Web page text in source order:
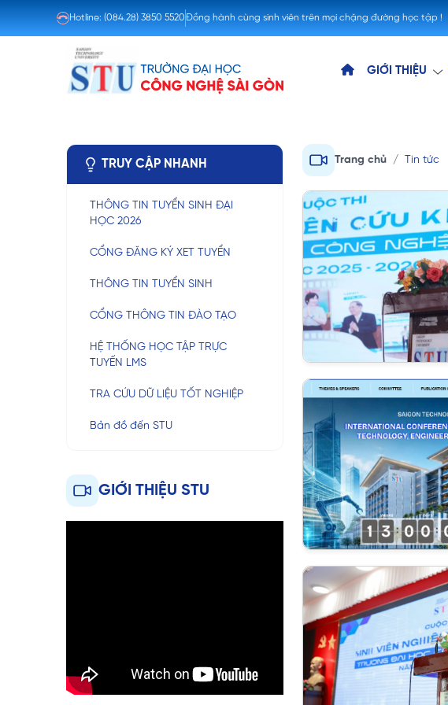
Hotline: (084.28) 3850 5520Đồng hành cùng sinh viên trên mọi chặng đường học tập !
GIỚI THIỆU
TRUY CẬP NHANH
THÔNG TIN TUYỂN SINH ĐẠI
HỌC 2026
CỔNG ĐĂNG KÝ XET TUYỂN
THÔNG TIN TUYỂN SINH
CỔNG THÔNG TIN ĐÀO TẠO
HỆ THỐNG HỌC TẬP TRỰC
TUYẾN LMS
TRA CỨU DỮ LIỆU TỐT NGHIỆP
Bản đồ đến STU
GIỚI THIỆU STU
Trang chủ Tin tức